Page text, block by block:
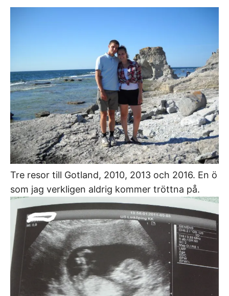
Tre resor till Gotland, 2010, 2013 och 2016. En ö
som jag verkligen aldrig kommer tröttna på.